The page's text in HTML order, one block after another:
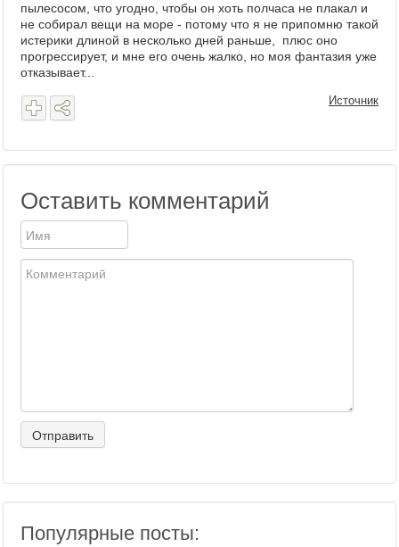
пылесосом, что угодно, чтобы он хоть полчаса не плакал и
не собирал вещи на море - потому что я не припомню такой
истерики длиной в несколько дней раньше, плюс оно
прогрессирует, и мне его очень жалко, но моя фантазия уже
отказывает...
Источник
Оставить комментарий
Популярные посты: